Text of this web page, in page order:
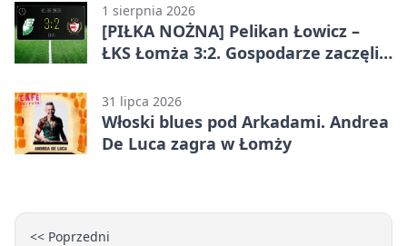
1 sierpnia 2026
[PIŁKA NOŻNA] Pelikan Łowicz –
ŁKS Łomża 3:2. Gospodarze zaczęli
Liga Grupa 1 (Grupa I)
31 lipca 2026
Włoski blues pod Arkadami. Andrea
De Luca zagra w Łomży
<< Poprzedni